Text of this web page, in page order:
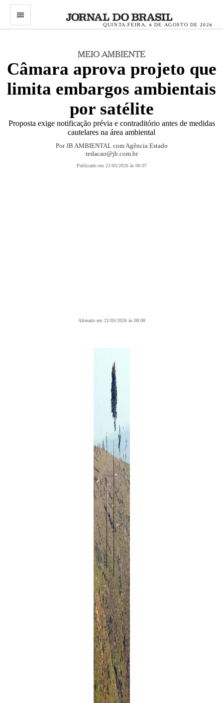
menu
QUINTA-FEIRA, 6 DE AGOSTO DE 2026
MEIO AMBIENTE
Câmara aprova projeto que
limita embargos ambientais
por satélite
Proposta exige notificação prévia e contraditório antes de medidas
cautelares na área ambiental
PorJB AMBIENTAL com Agência Estado
redacao@jb.com.br
Publicado em 21/05/2026 às 06:07
Alterado em 21/05/2026 às 08:08